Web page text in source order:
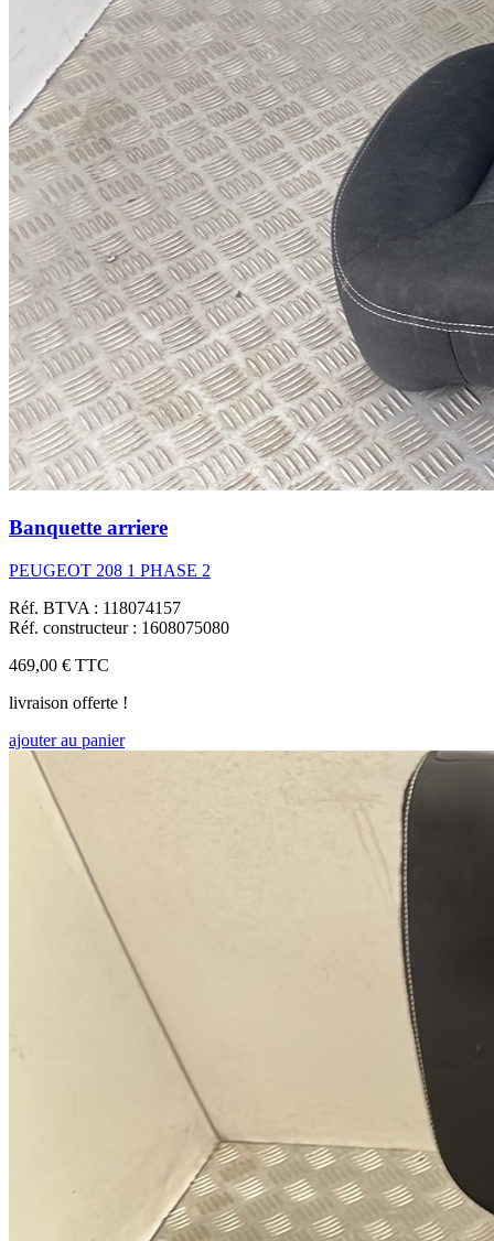
Banquette arriere
PEUGEOT 208 1 PHASE 2
Réf. BTVA : 118074157
Réf. constructeur : 1608075080
469,00 € TTC
livraison offerte !
ajouter au panier